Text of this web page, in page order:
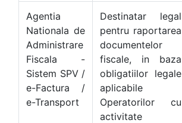
Agentia
Nationala de
Administrare
Fiscala -
Sistem SPV /
e-Factura /
e-Transport
Destinatar legal
pentru raportarea
documentelor
fiscale, in baza
obligatiilor legale
aplicabile
Operatorilor cu
activitate